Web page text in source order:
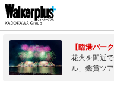
【臨港パー
花火を間近
ル」鑑賞ツ